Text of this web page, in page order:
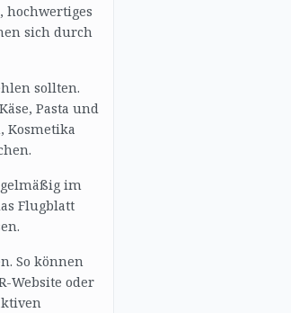
hochwertiges
sich durch
sollten.
Pasta und
Kosmetika
im
Flugblatt
So können
Website oder